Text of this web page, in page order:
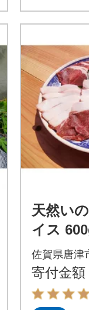
天然い
イス
佐賀県唐津
寄付金額